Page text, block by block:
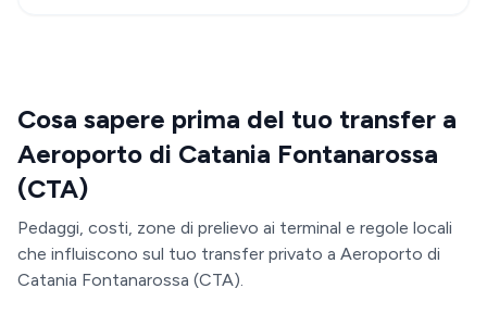
Cosa sapere prima del tuo transfer a
Aeroporto di Catania Fontanarossa
(CTA)
Pedaggi, costi, zone di prelievo ai terminal e regole locali
che influiscono sul tuo transfer privato a Aeroporto di
Catania Fontanarossa (CTA).